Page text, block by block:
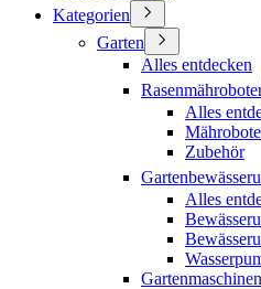
Kategorien
Garten
Alles entdecken
Alles
Zubehör
Alles
Gartenmaschinen